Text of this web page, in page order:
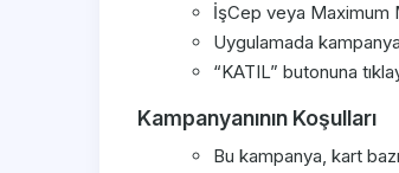
İşCep veya Maximum
Uygulamada
“KATIL” butonuna
Kampanyanının Koşulları
Bu kampanya, kart